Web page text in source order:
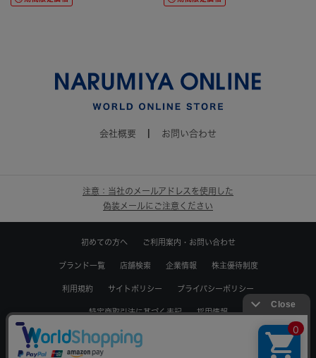
絞り込む
会社概要 お問い合わせ
注意：当社のメールアドレスを使用した
偽装メールにご注意ください
初めての方へ ご利用案内・お問い合わせ
ブランド一覧 店舗検索 企業情報 株主優待制度
利用規約 サイトポリシー プライバシーポリシー
特定商取引法に基づく表記 採用情報
Copyrights © WORLD CO.,LTD. All rights reserved.